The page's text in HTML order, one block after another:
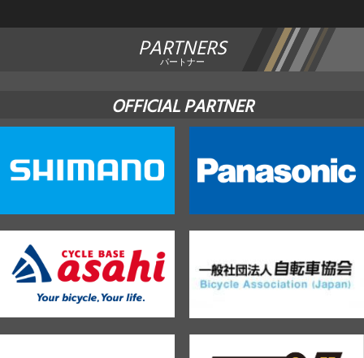
PARTNERS
パートナー
OFFICIAL PARTNER